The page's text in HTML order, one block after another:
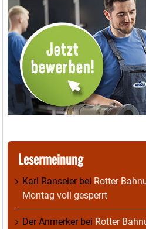
Lesermeinung
Karl Ranseierbei Rotter
Montag voll gesperrt
Der Anmerkerbei Rotter